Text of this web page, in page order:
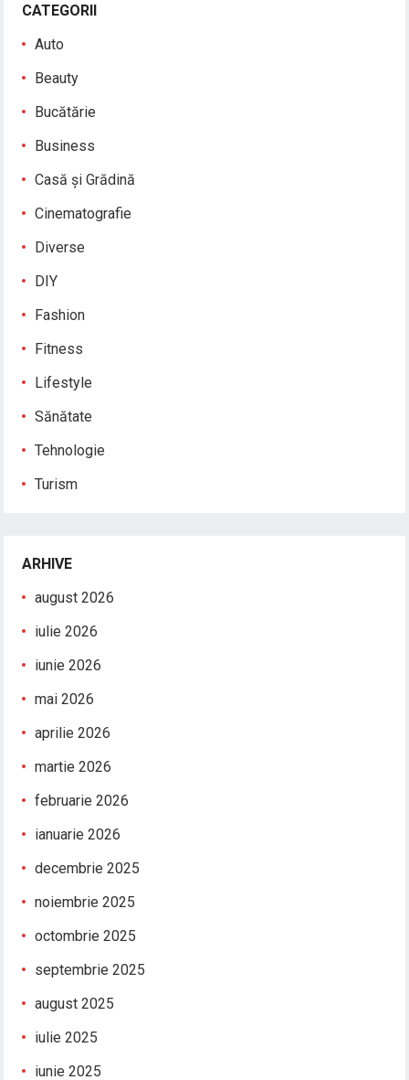
CATEGORII
Auto
Beauty
Bucătărie
Business
Casă și Grădină
Cinematografie
Diverse
DIY
Fashion
Fitness
Lifestyle
Sănătate
Tehnologie
Turism
ARHIVE
august 2026
iulie 2026
iunie 2026
mai 2026
aprilie 2026
martie 2026
februarie 2026
ianuarie 2026
decembrie 2025
noiembrie 2025
octombrie 2025
septembrie 2025
august 2025
iulie 2025
iunie 2025